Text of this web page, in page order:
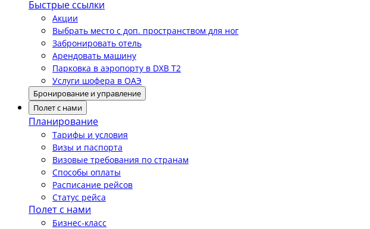
Быстрые ссылки
Акции
Выбрать место с доп. пространством для ног
Забронировать отель
Арендовать машину
Парковка в аэропорту в DXB T2
Услуги шофера в ОАЭ
Бронирование и управление
Полет с нами
Планирование
Тарифы и условия
Визы и паспорта
Визовые требования по странам
Способы оплаты
Расписание рейсов
Статус рейса
Полет с нами
Бизнес-класс